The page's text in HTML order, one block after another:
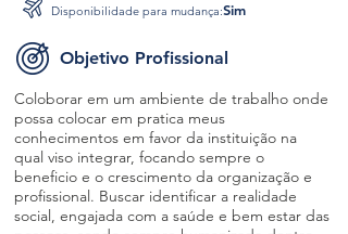
Objetivo Profissional
Coloborar em um ambiente de trabalho onde
possa colocar em pratica meus
conhecimentos em favor da instituição na
qual viso integrar, focando sempre o
beneficio e o crescimento da organização e
profissional. Buscar identificar a realidade
social, engajada com a saúde e bem estar das
Disponibilidade para mudança:Sim